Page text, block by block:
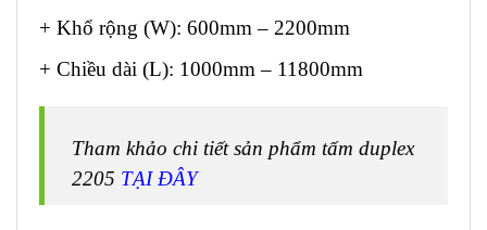
+ Khổ rộng (W): 600mm – 2200mm
+ Chiều dài (L): 1000mm – 11800mm
Tham khảo chi tiết sản phẩm tấm duplex
2205 TẠI ĐÂY